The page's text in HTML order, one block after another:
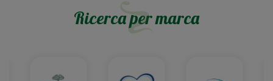
Ricerca per marca